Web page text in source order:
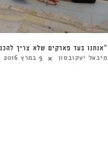
“אנחנו בעד פארקים שלא צריך
מיכאל יעקובסון 9 במרץ 2016